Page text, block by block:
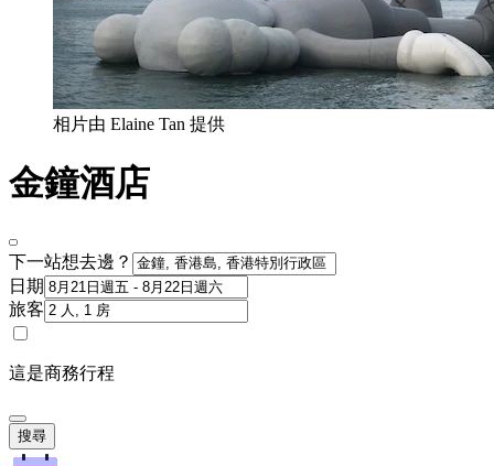
相片由 Elaine Tan 提供
金鐘酒店
下一站想去邊？
日期
旅客
這是商務行程
搜尋